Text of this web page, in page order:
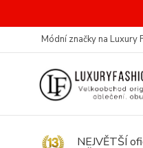
Módní značky na Luxury
NEJVĚTŠÍ